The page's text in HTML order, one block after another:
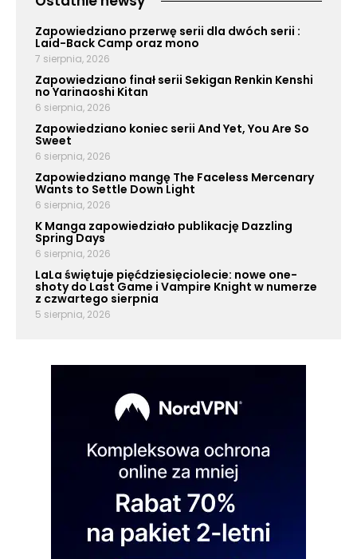
Zapowiedziano przerwę serii dla dwóch serii :
Laid-Back Camp oraz mono
7 sierpnia, 2026
Zapowiedziano finał serii Sekigan Renkin Kenshi
no Yarinaoshi Kitan
6 sierpnia, 2026
Zapowiedziano koniec serii And Yet, You Are So
Sweet
6 sierpnia, 2026
Zapowiedziano mangę The Faceless Mercenary
Wants to Settle Down Light
6 sierpnia, 2026
K Manga zapowiedziało publikację Dazzling
Spring Days
6 sierpnia, 2026
LaLa świętuje pięćdziesięciolecie: nowe one-
shoty do Last Game i Vampire Knight w numerze
z czwartego sierpnia
5 sierpnia, 2026